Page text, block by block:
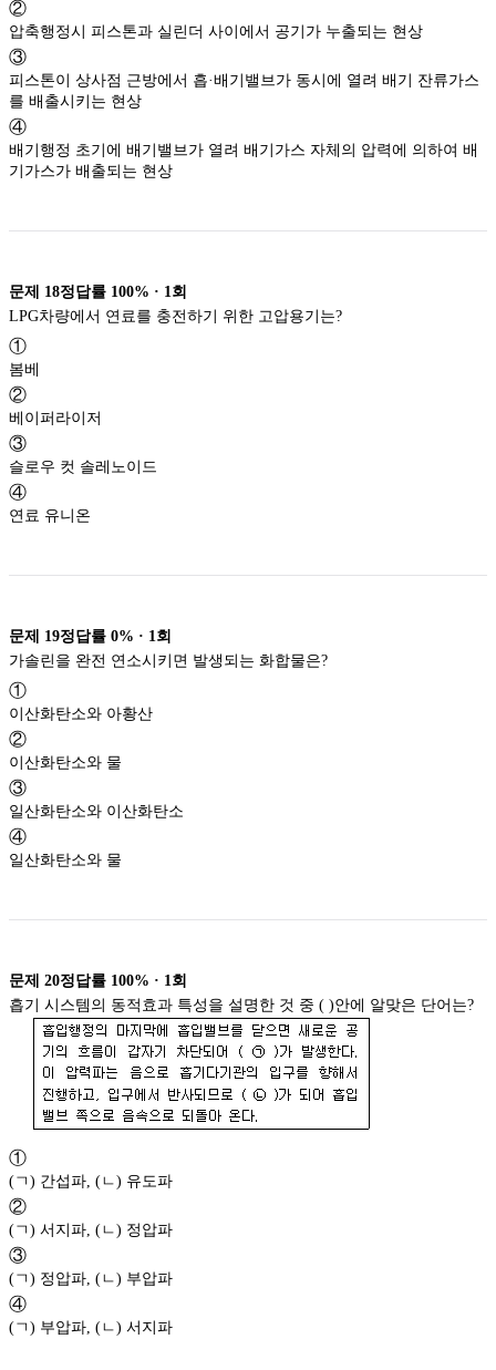
②
압축행정시 피스톤과 실린더 사이에서 공기가 누출되는 현상
③
피스톤이 상사점 근방에서 흡·배기밸브가 동시에 열려 배기 잔류가스
를 배출시키는 현상
④
배기행정 초기에 배기밸브가 열려 배기가스 자체의 압력에 의하여 배
기가스가 배출되는 현상
문제 18정답률 100% · 1 회
①
봄베
②
베이퍼라이저
③
슬로우 컷 솔레노이드
④
연료 유니온
문제 19정답률 0% · 1 회
①
이산화탄소와 아황산
②
이산화탄소와 물
③
일산화탄소와 이산화탄소
④
일산화탄소와 물
문제 20정답률 100% · 1 회
흡기 시스템의 동적효과 특성을 설명한 것 중 ( )안에 알맞은 단어는?
①
(ㄱ) 간섭파, (ㄴ) 유도파
②
(ㄱ) 서지파, (ㄴ) 정압파
③
(ㄱ) 정압파, (ㄴ) 부압파
④
(ㄱ) 부압파, (ㄴ) 서지파